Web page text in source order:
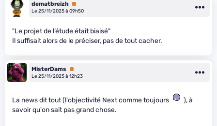
dematbreizh Premium
Le 25/11/2025 à 09h50
"Le projet de l’étude était biaisé"
Il suffisait alors de le préciser, pas de tout cacher.
MisterDams Premium
Le 25/11/2025 à 12h23
La news dit tout (l'objectivité Next comme toujours
), à
savoir qu'on sait pas grand chose.